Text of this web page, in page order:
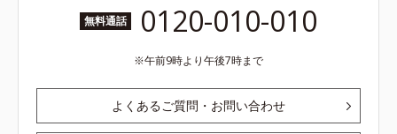
無料通話 0120-010-010
午前9時より午後7時まで
よくあるご質問・お問い合わせ